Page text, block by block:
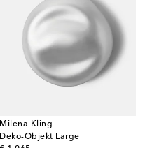
Milena Kling
Deko-Objekt Large